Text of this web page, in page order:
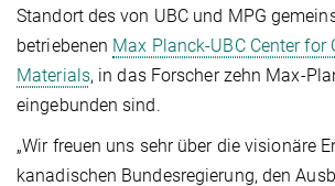
Standort des von UBC und MPG
betriebenen Max Planck-UBC Center for
Materials, in das Forscher zehn Max-
eingebunden sind.
„Wir freuen uns sehr über die visionäre
kanadischen Bundesregierung, den